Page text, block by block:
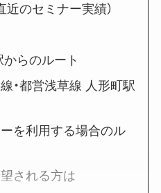
近のセミナー実績）
らのルート
・都営浅草線 人形町駅
を利用する場合のル
される方は